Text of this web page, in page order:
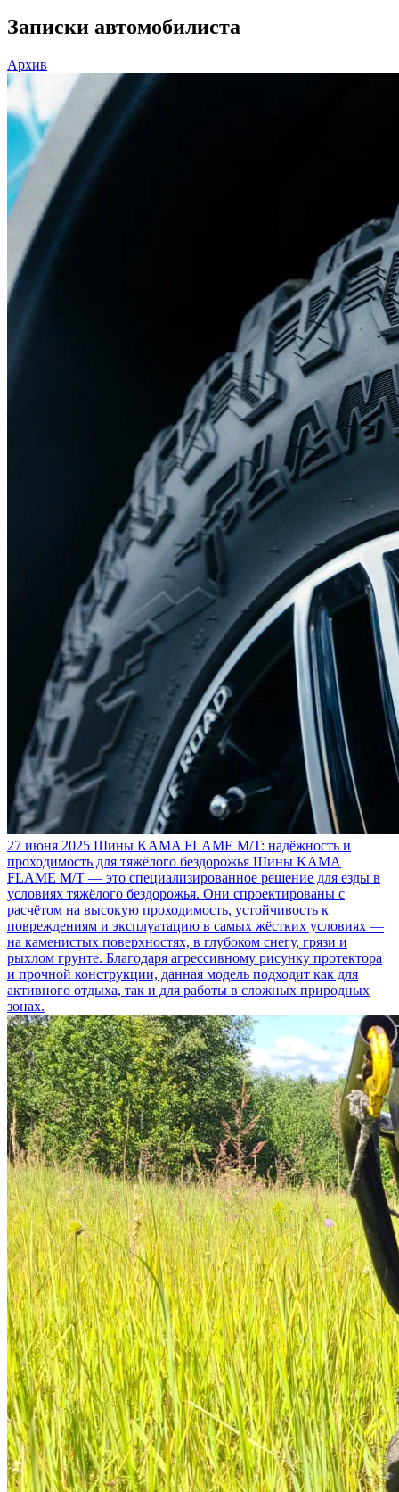
Записки автомобилиста
Архив
27 июня 2025 Шины KAMA FLAME M/T: надёжность и
проходимость для тяжёлого бездорожья Шины KAMA
FLAME M/T — это специализированное решение для езды в
условиях тяжёлого бездорожья. Они спроектированы с
расчётом на высокую проходимость, устойчивость к
повреждениям и эксплуатацию в самых жёстких условиях —
на каменистых поверхностях, в глубоком снегу, грязи и
рыхлом грунте. Благодаря агрессивному рисунку протектора
и прочной конструкции, данная модель подходит как для
активного отдыха, так и для работы в сложных природных
зонах.